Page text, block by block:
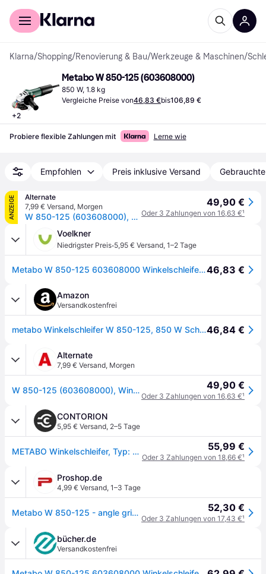
Für Shopper
Klarna/Shopping/Renovierung & Bau/Werkzeuge & Maschinen/
+2
Metabo W 850-125 (603608000)
850 W, 1.8 kg
Vergleiche Preise von46,83 €bis106,89 €
Probiere flexible Zahlungen mit Lerne wie
Empfohlen Preis inklusive Versand
ANZEIGE
Alternate
7,99 € Versand, Morgen
W 850-125 (603608000), Winkelschleifer
49,90 €
Oder 3 Zahlungen von 16,63 €¹
Voelkner
Niedrigster Preis·5,95 € Versand, 1–2 Tage
Metabo W 850-125 603608000 Winkelschleifer 125 mm46,83 €
Amazon
Versandkostenfrei
metabo Winkelschleifer W 850-125, 850 W Schleifer für 125 mm Trennscheibe46,84 €
Alternate
7,99 € Versand, Morgen
W 850-125 (603608000), Winkelschleifer 49,90 €
Oder 3 Zahlungen von 16,63 €¹
CONTORION
5,95 € Versand, 2–5 Tage
METABO Winkelschleifer, Typ: W850-125 55,99 €
Oder 3 Zahlungen von 18,66 €¹
Proshop.de
4,99 € Versand, 1–3 Tage
Metabo W 850-125 - angle grinder 52,30 €
Oder 3 Zahlungen von 17,43 €¹
bücher.de
Versandkostenfrei